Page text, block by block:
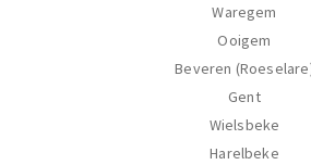
Waregem
Ooigem
Beveren
Gent
Wielsbeke
Harelbeke